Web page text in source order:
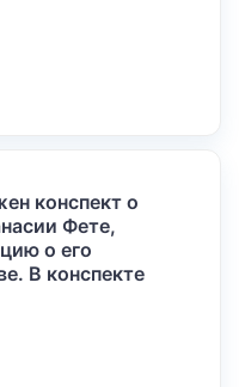
конспект о
Фете,
о его
В конспекте